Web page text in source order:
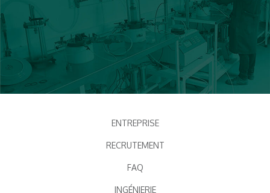
ENTREPRISE
RECRUTEMENT
FAQ
INGÉNIERIE